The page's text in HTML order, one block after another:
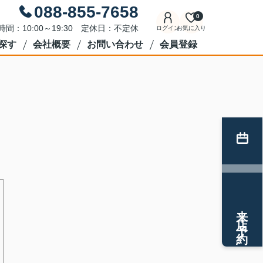
088-855-7658
間：10:00～19:30 定休日：不定休 ログインお気に入り
0
す 会社概要 お問い合わせ 会員登録
来店予約